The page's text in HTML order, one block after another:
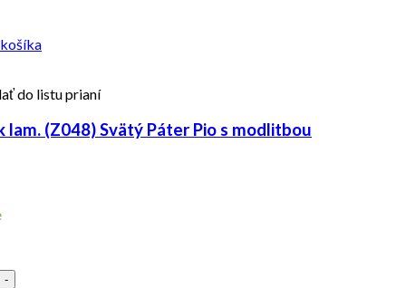
do listu prianí
lam. (Z048) Svätý Páter Pio s modlitbou
-